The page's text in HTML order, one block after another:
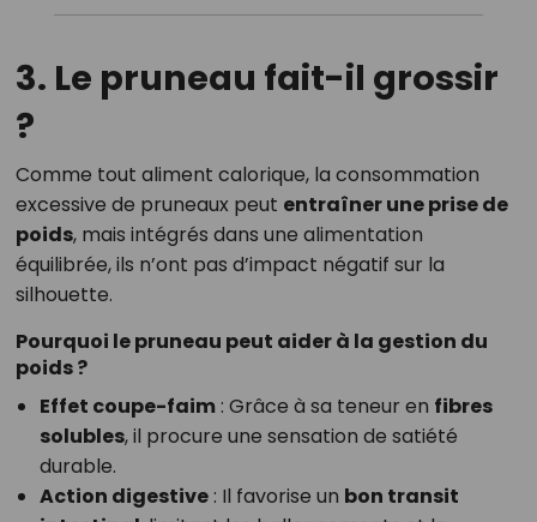
3. Le pruneau fait-il grossir
?
Comme tout aliment calorique, la consommation
excessive de pruneaux peut entraîner une prise de
poids, mais intégrés dans une alimentation
équilibrée, ils n’ont pas d’impact négatif sur la
silhouette.
Pourquoi le pruneau peut aider à la gestion du
poids ?
Effet coupe-faim: Grâce à sa teneur en fibres
solubles, il procure une sensation de satiété
durable.
Action digestive: Il favorise un bon transit